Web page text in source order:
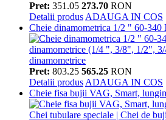
Pret: 351.05 273.70 RON
Detalii produs ADAUGA IN COS
Cheie dinamometrica 1/2 " 60-340
Pret: 803.25 565.25 RON
Detalii produs ADAUGA IN COS
Cheie fisa bujii VAG, Smart,